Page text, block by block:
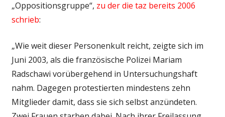
„Oppositionsgruppe“, zu der die taz bereits 2006
schrieb:
„Wie weit dieser Personenkult reicht, zeigte sich im
Juni 2003, als die französische Polizei Mariam
Radschawi vorübergehend in Untersuchungshaft
nahm. Dagegen protestierten mindestens zehn
Mitglieder damit, dass sie sich selbst anzündeten.